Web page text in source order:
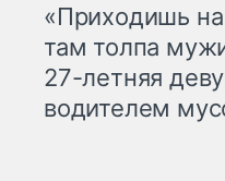
«Приходишь на
там толпа
27-летняя
водителем